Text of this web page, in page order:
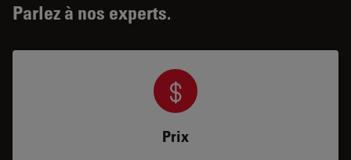
Parlez à nos experts.
Prix